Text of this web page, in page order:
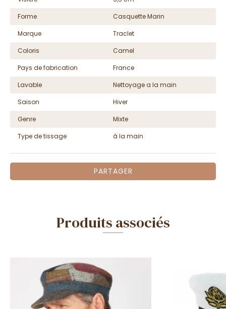
Forme
Casquette Marin
Marque
Traclet
Coloris
Camel
Pays de fabrication
France
Lavable
Nettoyage a la main
Saison
Hiver
Genre
Mixte
Type de tissage
à la main
PARTAGER
Produits associés